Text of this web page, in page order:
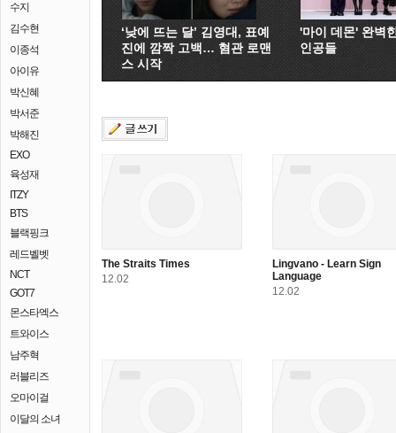
수지
김수현
이종석
아이유
박신혜
박서준
박해진
EXO
육성재
ITZY
BTS
블랙핑크
레드벨벳
NCT
GOT7
몬스타엑스
트와이스
남주혁
러블리즈
오마이걸
이달의 소녀
‘낮에 뜨는 달’ 김영대, 표예
진에 깜짝 고백… 혐관 로맨
스 시작
'마이 데몬' 완벽
인공들
The Straits Times
12.02
Lingvano - Learn Sign
Language
12.02